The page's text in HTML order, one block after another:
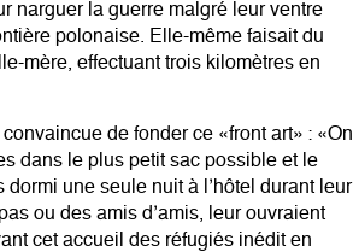
narguer la guerre malgré leur ventre
polonaise. Elle-même faisait du
mère, effectuant trois kilomètres en
de fonder ce «front art» : «On
dans le plus petit sac possible et le
dormi une seule nuit à l’hôtel durant leur
ou des amis d’amis, leur ouvraient
cet accueil des réfugiés inédit en